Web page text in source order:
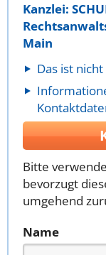
Kanzlei:
Main
Das ist
Bitte
bevorzugt
umgehend
Name